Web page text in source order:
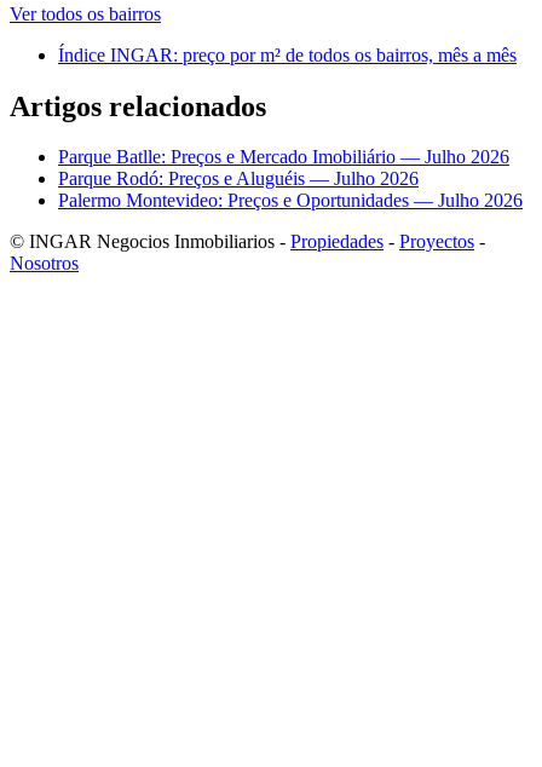
Ver todos os bairros
Índice INGAR: preço por m² de todos os bairros, mês a mês
Artigos relacionados
Parque Batlle: Preços e Mercado Imobiliário — Julho 2026
Parque Rodó: Preços e Aluguéis — Julho 2026
Palermo Montevideo: Preços e Oportunidades — Julho 2026
© INGAR Negocios Inmobiliarios - Propiedades - Proyectos -
Nosotros